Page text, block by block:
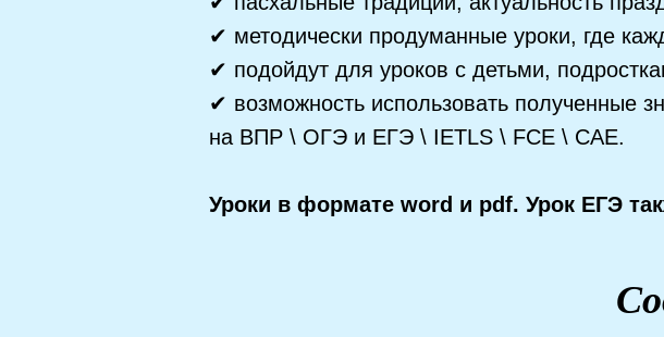
✔ методически продуманные уроки, где
✔ подойдут для уроков с детьми,
✔ возможность использовать полученные
на ВПР \ ОГЭ и ЕГЭ \ IETLS \ FCE \ CAE.
Уроки в формате word и pdf. Урок ЕГЭ